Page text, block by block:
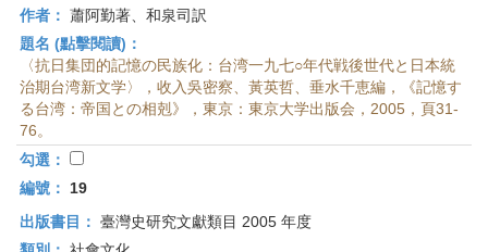
作者： 蕭阿勤著、和泉司訳
題名 (點擊閱讀)：
〈抗日集団的記憶の民族化：台湾一九七○年代戦後世代と日本統
治期台湾新文学〉，收入吳密察、黃英哲、垂水千恵編，《記憶す
る台湾：帝国との相剋》，東京：東京大学出版会，2005，頁31-
76。
勾選：
編號：
19
出版書目： 臺灣史研究文獻類目 2005 年度